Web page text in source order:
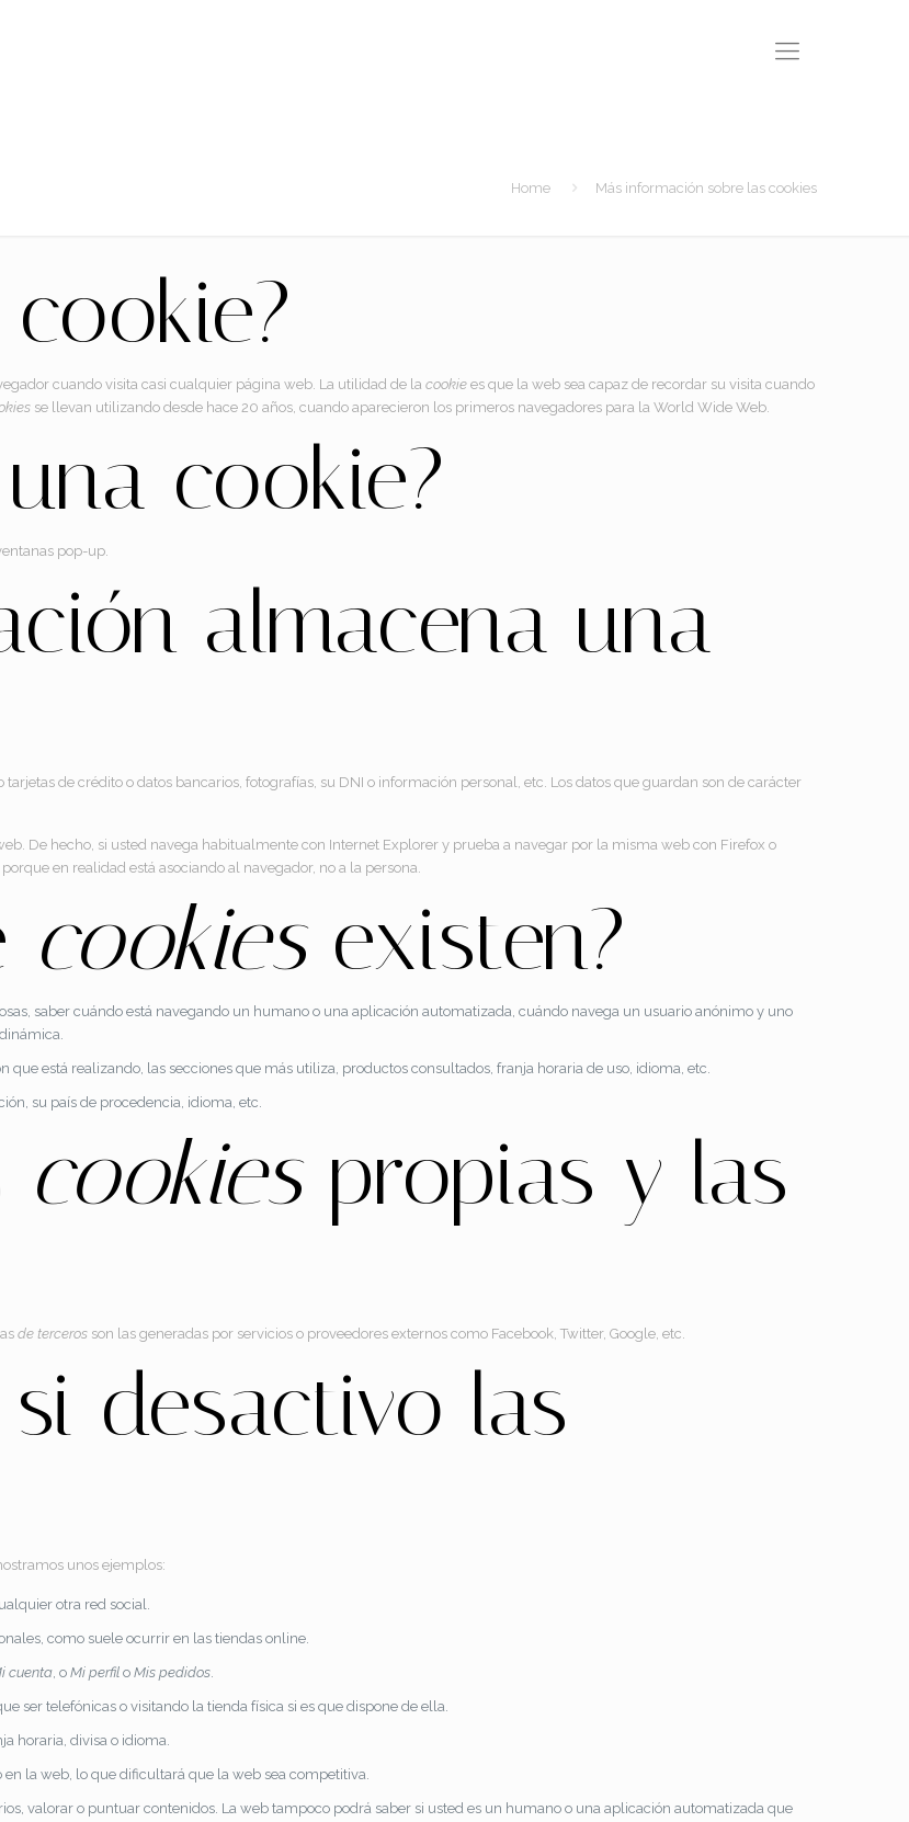
Home Más información sobre las cookies
cuando visita casi cualquier página web. La utilidad de la cookie es que la web sea capaz de recordar su visita cuando
se llevan utilizando desde hace 20 años, cuando aparecieron los primeros navegadores para la World Wide Web.
cookie?
pop-up.
almacena una
de crédito o datos bancarios, fotografías, su DNI o información personal, etc. Los datos que guardan son de carácter
De hecho, si usted navega habitualmente con Internet Explorer y prueba a navegar por la misma web con Firefox o
en realidad está asociando al navegador, no a la persona.
cookiesexisten?
saber cuándo está navegando un humano o una aplicación automatizada, cuándo navega un usuario anónimo y uno
está realizando, las secciones que más utiliza, productos consultados, franja horaria de uso, idioma, etc.
su país de procedencia, idioma, etc.
cookiespropias y las
de terceros son las generadas por servicios o proveedores externos como Facebook, Twitter, Google, etc.
desactivo las
unos ejemplos:
otra red social.
como suele ocurrir en las tiendas online.
cuenta, o Mi perfil o Mis pedidos.
ser telefónicas o visitando la tienda física si es que dispone de ella.
horaria, divisa o idioma.
la web, lo que dificultará que la web sea competitiva.
valorar o puntuar contenidos. La web tampoco podrá saber si usted es un humano o una aplicación automatizada que